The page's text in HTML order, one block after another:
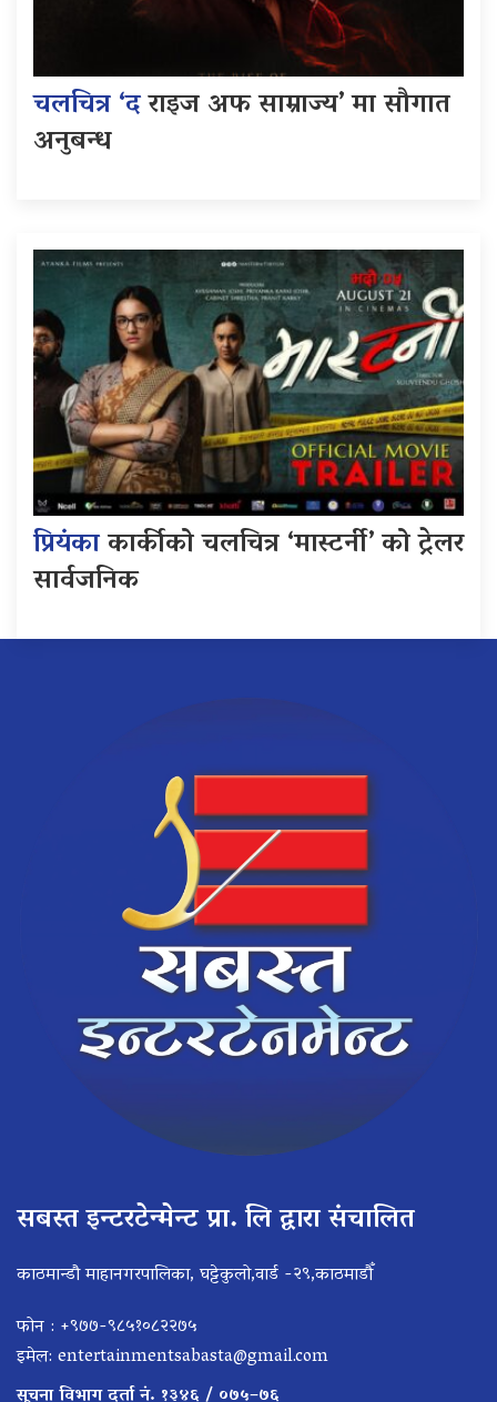
चलचित्र ‘दराइज अफ साम्राज्य’ मा सौगात
अनुबन्ध
प्रियंकाकार्कीको चलचित्र ‘मास्टर्नी’ को ट्रेलर
सार्वजनिक
सबस्त इन्टरटेन्मेन्ट प्रा. लि द्वारा संचालित
काठमान्डौ माहानगरपालिका, घट्टेकुलो,वार्ड -२९,काठमाडौँ
फोन : +९७७-९८५१०८२२७५
इमेल: entertainmentsabasta@gmail.com